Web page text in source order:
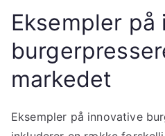
Eksempler på
markedet
Eksempler på innovative